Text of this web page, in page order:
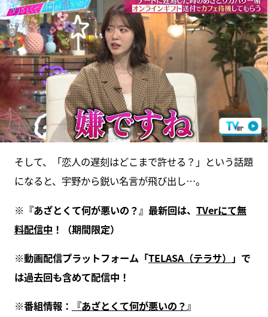
そして、「恋人の遅刻はどこまで許せる？」という話題
になると、宇野から鋭い名言が飛び出し…。
※ 『あざとくて何が悪いの？』最新回は、 TVerにて無
料配信中 ！（期間限定）
※動画配信プラットフォーム「TELASA（テラサ） 」で
は過去回も含めて配信中！
※番組情報： 『あざとくて何が悪いの？』